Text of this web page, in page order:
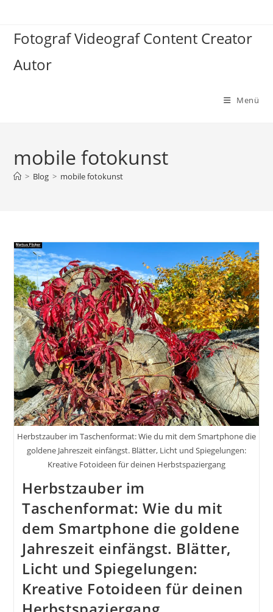
springen
Fotograf Videograf Content Creator
Autor
Menü
mobile fotokunst
> Blog > mobile fotokunst
Herbstzauber im Taschenformat: Wie du mit dem Smartphone die
goldene Jahreszeit einfängst. Blätter, Licht und Spiegelungen:
Kreative Fotoideen für deinen Herbstspaziergang
Herbstzauber im
Taschenformat: Wie du mit
dem Smartphone die goldene
Jahreszeit einfängst. Blätter,
Licht und Spiegelungen:
Kreative Fotoideen für deinen